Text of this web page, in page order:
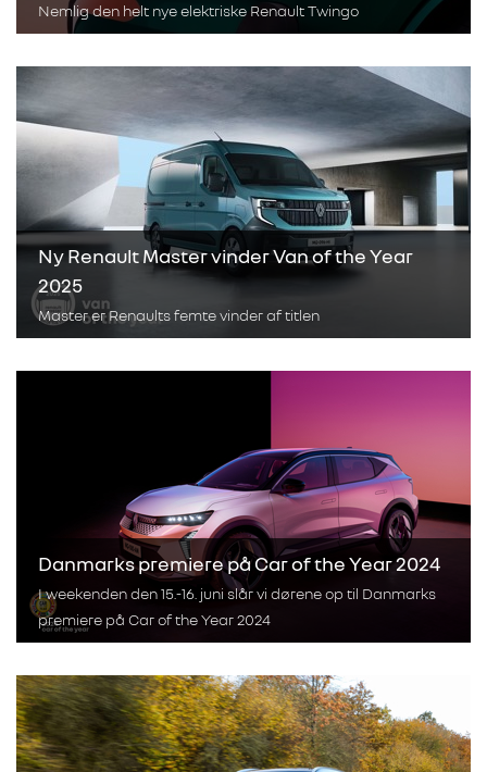
Nemlig den helt nye elektriske Renault Twingo
Ny Renault Master vinder Van of the Year
2025
Master er Renaults femte vinder af titlen
Danmarks premiere på Car of the Year 2024
I weekenden den 15.-16. juni slår vi dørene op til Danmarks
premiere på Car of the Year 2024